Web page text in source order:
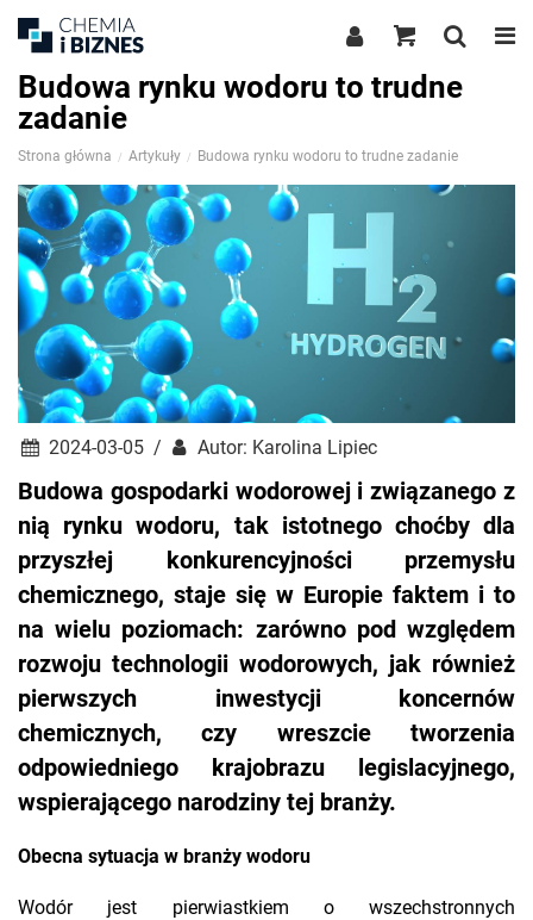
Budowa rynku wodoru to trudne
zadanie
Strona główna Artykuły Budowa rynku wodoru to trudne zadanie
2024-03-05 / Autor: Karolina Lipiec
Budowa gospodarki wodorowej i związanego z
nią rynku wodoru, tak istotnego choćby dla
przyszłej konkurencyjności przemysłu
chemicznego, staje się w Europie faktem i to
na wielu poziomach: zarówno pod względem
rozwoju technologii wodorowych, jak również
pierwszych inwestycji koncernów
chemicznych, czy wreszcie tworzenia
odpowiedniego krajobrazu legislacyjnego,
wspierającego narodziny tej branży.
Obecna sytuacja w branży wodoru
Wodór jest pierwiastkiem o wszechstronnych